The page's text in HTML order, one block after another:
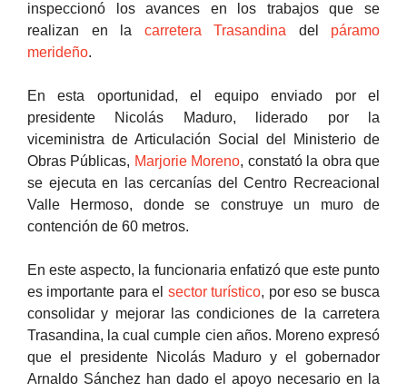
inspeccionó los avances en los trabajos que se
realizan en la carretera Trasandina del páramo
merideño.
En esta oportunidad, el equipo enviado por el
presidente Nicolás Maduro, liderado por la
viceministra de Articulación Social del Ministerio de
Obras Públicas, Marjorie Moreno, constató la obra que
se ejecuta en las cercanías del Centro Recreacional
Valle Hermoso, donde se construye un muro de
contención de 60 metros.
En este aspecto, la funcionaria enfatizó que este punto
es importante para el sector turístico, por eso se busca
consolidar y mejorar las condiciones de la carretera
Trasandina, la cual cumple cien años. Moreno expresó
que el presidente Nicolás Maduro y el gobernador
Arnaldo Sánchez han dado el apoyo necesario en la